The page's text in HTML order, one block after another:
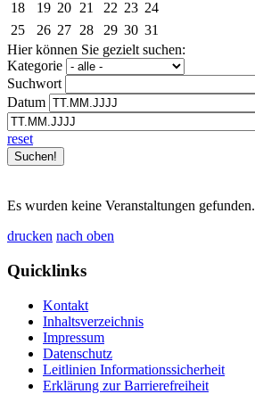
18 19 20 21 22 23 24
25
26 27 28 29 30 31
Hier können Sie gezielt suchen:
Kategorie
Suchwort
Datum
reset
Es wurden keine Veranstaltungen gefunden.
drucken nach oben
Quicklinks
Kontakt
Inhaltsverzeichnis
Impressum
Datenschutz
Leitlinien Informationssicherheit
Erklärung zur Barrierefreiheit